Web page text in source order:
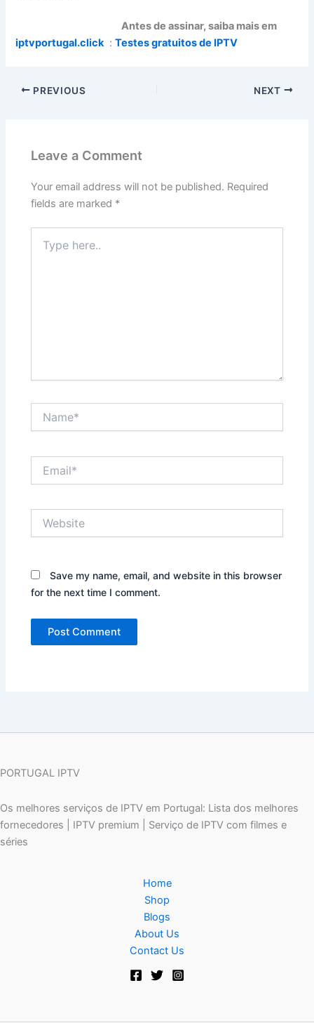
Antes de assinar, saiba mais em
iptvportugal.click:Testes gratuitos de IPTV
PREVIOUS NEXT
Leave a Comment
Your email address will not be published. Required
fields are marked *
here..
Save my name, email, and website in this browser
for the next time I comment.
PORTUGAL IPTV
Os melhores serviços de IPTV em Portugal: Lista dos melhores
fornecedores | IPTV premium | Serviço de IPTV com filmes e
séries
Home
Shop
Blogs
About Us
Contact Us